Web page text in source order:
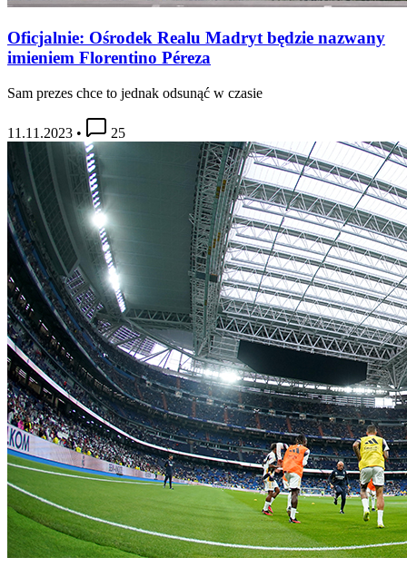
Oficjalnie: Ośrodek Realu Madryt będzie nazwany
imieniem Florentino Péreza
Sam prezes chce to jednak odsunąć w czasie
11.11.2023 • 25